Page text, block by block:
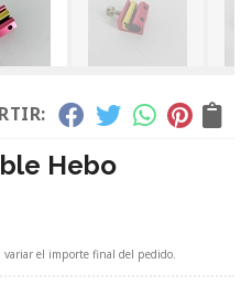
Hebo
variar el importe final del pedido.